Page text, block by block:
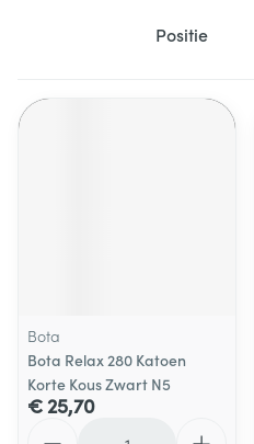
Sorteer op:
Bota
Bota Relax 280 Katoen
Korte Kous Zwart N5
€ 25,70